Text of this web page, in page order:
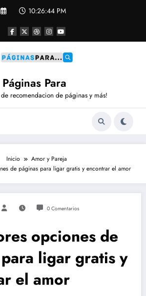
10:26:45 PM
Páginas Para
recomendacion de páginas y más!
Inicio
Amor y Pareja
de páginas para ligar gratis y encontrar el amor
0 Comentarios
opciones de
ligar gratis y
el amor